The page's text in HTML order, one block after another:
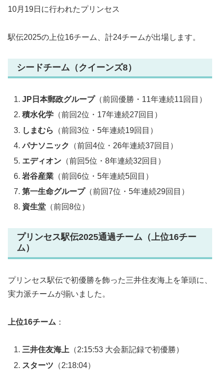
10月19日に行われたプリンセス
駅伝2025の上位16チーム、計24チームが出場します。
シードチーム（クイーンズ8）
JP日本郵政グループ（前回優勝・11年連続11回目）
積水化学 （前回2位・17年連続27回目）
しまむら
（前回3位・5年連続19回目）
パナソニック
（前回4位・26年連続37回目）
エディオン （前回5位・8年連続32回目）
岩谷産業 （前回6位・5年連続5回目）
第一生命グループ（前回7位・5年連続29回目）
資生堂 （前回8位）
プリンセス駅伝2025通過チーム（上位16チー
ム）
プリンセス駅伝で初優勝を飾った三井住友海上を筆頭に、
実力派チームが揃いました。
上位16チーム ：
三井住友海上 （2:15:53 大会新記録で初優勝）
スターツ （2:18:04）